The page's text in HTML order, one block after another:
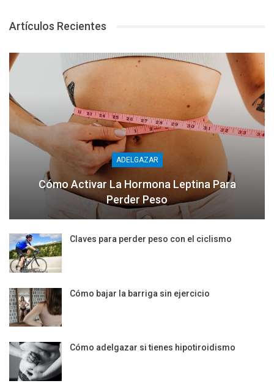
Artículos Recientes
ADELGAZAR
Cómo Activar La Hormona Leptina Para
Perder Peso
Claves para perder peso con el ciclismo
Cómo bajar la barriga sin ejercicio
Cómo adelgazar si tienes hipotiroidismo